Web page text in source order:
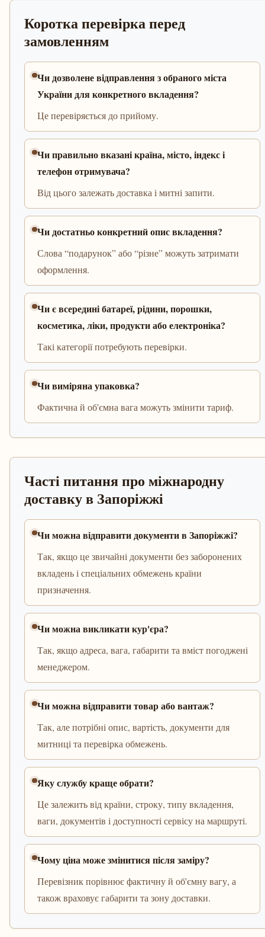
Коротка перевірка перед
замовленням
Чи дозволене відправлення з обраного міста
України для конкретного вкладення?
Це перевіряється до прийому.
Чи правильно вказані країна, місто, індекс і
телефон отримувача?
Від цього залежать доставка і митні запити.
Чи достатньо конкретний опис вкладення?
Слова “подарунок” або “різне” можуть затримати
оформлення.
Чи є всередині батареї, рідини, порошки,
косметика, ліки, продукти або електроніка?
Такі категорії потребують перевірки.
Чи виміряна упаковка?
Фактична й об'ємна вага можуть змінити тариф.
Часті питання про міжнародну
доставку в Запоріжжі
Чи можна відправити документи в Запоріжжі?
Так, якщо це звичайні документи без заборонених
вкладень і спеціальних обмежень країни
призначення.
Чи можна викликати кур'єра?
Так, якщо адреса, вага, габарити та вміст погоджені
менеджером.
Чи можна відправити товар або вантаж?
Так, але потрібні опис, вартість, документи для
митниці та перевірка обмежень.
Яку службу краще обрати?
Це залежить від країни, строку, типу вкладення,
ваги, документів і доступності сервісу на маршруті.
Чому ціна може змінитися після заміру?
Перевізник порівнює фактичну й об'ємну вагу, а
також враховує габарити та зону доставки.